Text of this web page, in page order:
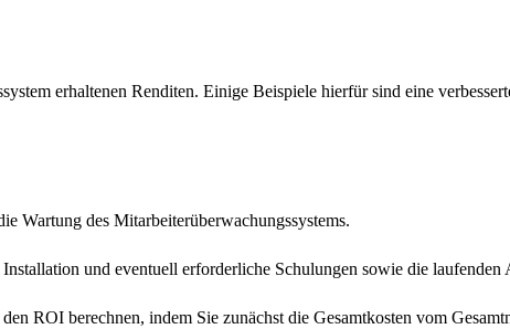
erhaltenen Renditen. Einige Beispiele hierfür sind eine
Wartung des Mitarbeiterüberwachungssystems.
und eventuell erforderliche Schulungen sowie die laufenden
ROI berechnen, indem Sie zunächst die Gesamtkosten vom